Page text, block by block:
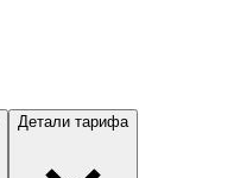
Детали тарифа